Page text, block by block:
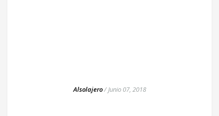
Alsolajero/Junio 07, 2018